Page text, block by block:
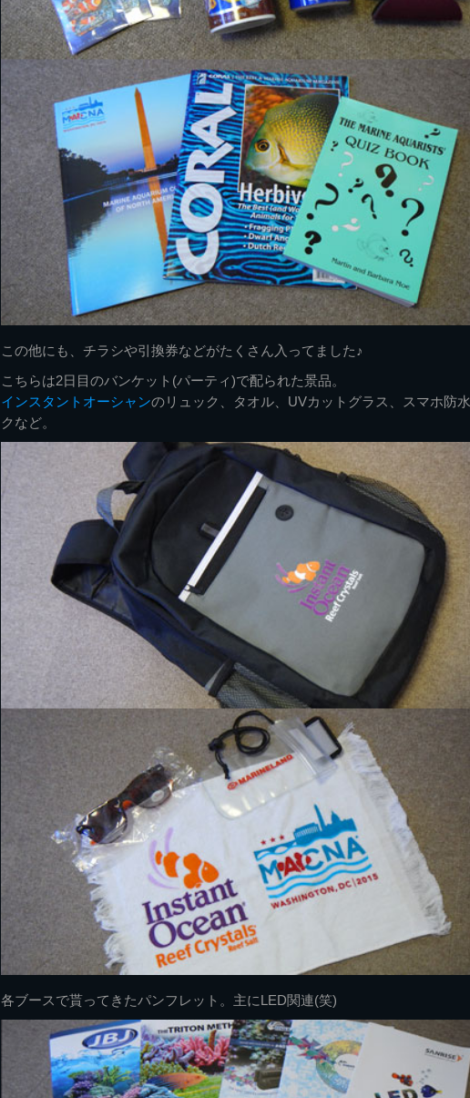
この他にも、チラシや引換券などがたくさん入ってました♪
こちらは2日目のバンケット(パーティ)で配られた景品。
インスタントオーシャンのリュック、タオル、UVカットグラス、スマホ防
クなど。
各ブースで貰ってきたパンフレット。主にLED関連(笑)